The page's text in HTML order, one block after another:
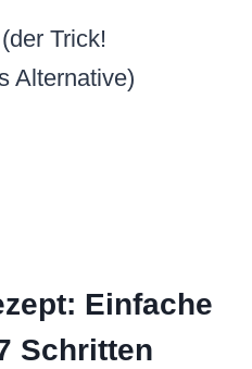
Trick!
Alternative)
Einfache
Schritten